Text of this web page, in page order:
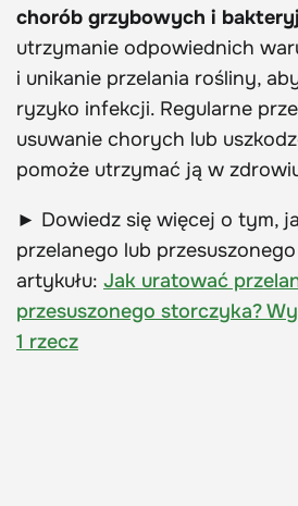
chorób grzybowych i
utrzymanie odpowiednich
i unikanie przelania rośliny,
ryzyko infekcji. Regularne
usuwanie chorych lub
pomoże utrzymać ją w
► Dowiedz się więcej o tym,
przelanego lub
artykułu: Jak uratować
przesuszonego storczyka?
1 rzecz